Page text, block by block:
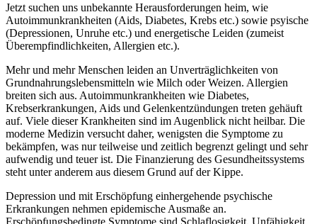
Jetzt suchen uns unbekannte Herausforderungen heim, wie
Autoimmunkrankheiten (Aids, Diabetes, Krebs etc.) sowie psyische
(Depressionen, Unruhe etc.) und energetische Leiden (zumeist
Überempfindlichkeiten, Allergien etc.).
Mehr und mehr Menschen leiden an Unverträglichkeiten von
Grundnahrungslebensmitteln wie Milch oder Weizen. Allergien
breiten sich aus. Autoimmunkrankheiten wie Diabetes,
Krebserkrankungen, Aids und Gelenkentzündungen treten gehäuft
auf. Viele dieser Krankheiten sind im Augenblick nicht heilbar. Die
moderne Medizin versucht daher, wenigsten die Symptome zu
bekämpfen, was nur teilweise und zeitlich begrenzt gelingt und sehr
aufwendig und teuer ist. Die Finanzierung des Gesundheitssystems
steht unter anderem aus diesem Grund auf der Kippe.
Depression und mit Erschöpfung einhergehende psychische
Erkrankungen nehmen epidemische Ausmaße an.
Erschöpfungsbedingte Symptome sind Schlaflosigkeit, Unfähigkeit